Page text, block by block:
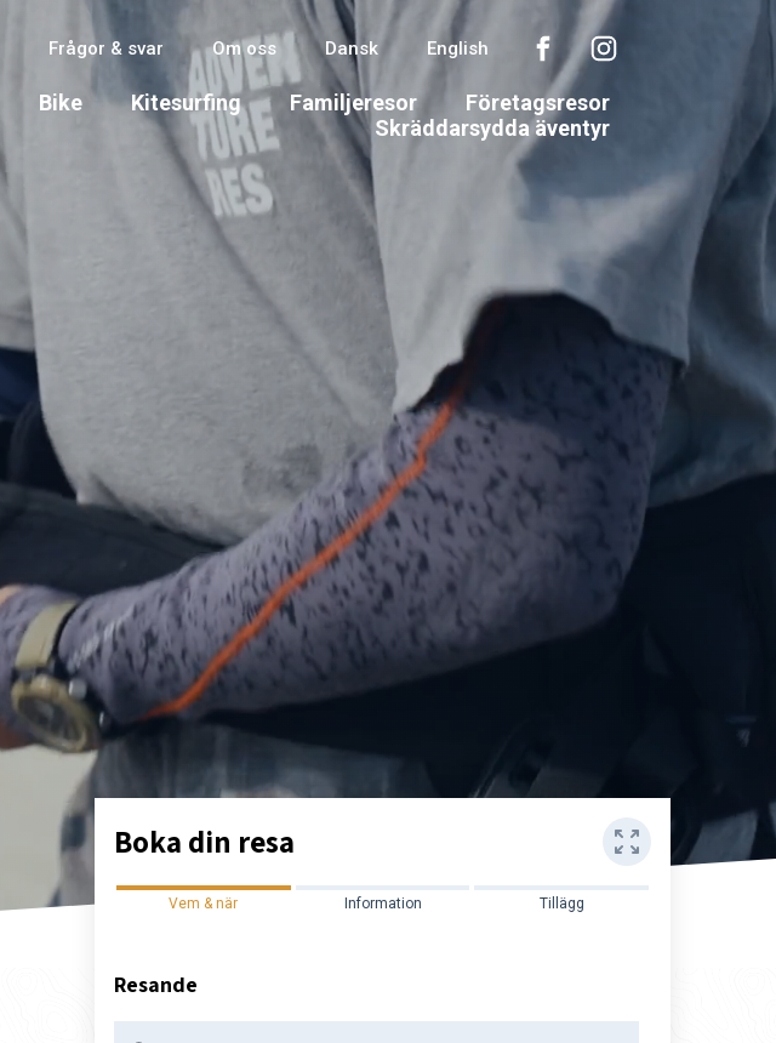
Frågor & svar Om oss Dansk English
Bike Kitesurfing Familjeresor
Företagsresor
Skräddarsydda äventyr
Boka din resa
Vem & när Information Tillägg
Resande